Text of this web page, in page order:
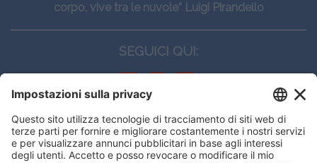
corpo, vive tra le nuvole” Luigi Pirandello
SEGUICI QUI:
CONTATTI
Edi.Ermes srl